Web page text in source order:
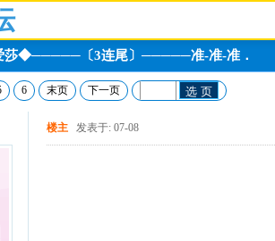
莎◆─────〔3连尾〕─────准-准-准．
6 末页 下一页 选 页
楼主 发表于: 07-08